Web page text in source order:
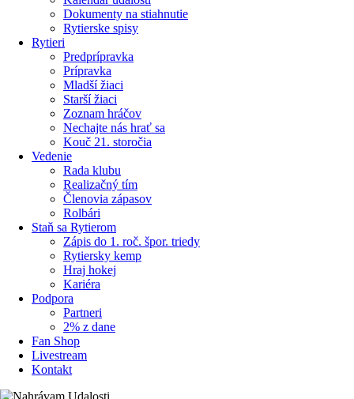
Dokumenty na stiahnutie
Rytierske spisy
Rytieri
Predprípravka
Prípravka
Mladší žiaci
Starší žiaci
Zoznam hráčov
Nechajte nás hrať sa
Kouč 21. storočia
Vedenie
Rada klubu
Realizačný tím
Členovia zápasov
Rolbári
Staň sa Rytierom
Zápis do 1. roč. špor. triedy
Rytiersky kemp
Hraj hokej
Kariéra
Podpora
Partneri
2% z dane
Fan Shop
Livestream
Kontakt